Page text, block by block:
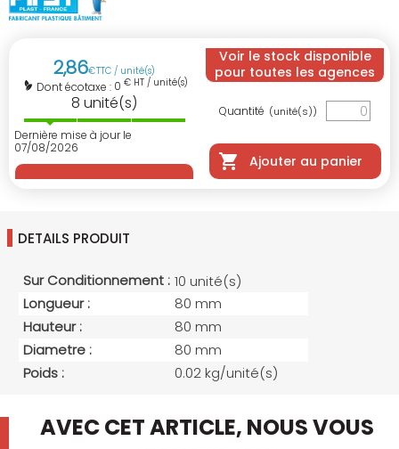
2,86€TTC / unité(s)
Dont écotaxe : 0 € HT / unité(s)
8 unité(s)
Dernière mise à jour le
07/08/2026
Voir le stock disponible
pour toutes les agences
Quantité (unité(s))
Ajouter au panier
DETAILS PRODUIT
Sur Conditionnement : 10 unité(s)
Longueur :
80 mm
Hauteur :
80 mm
Diametre :
80 mm
Poids :
0.02 kg/unité(s)
AVEC CET ARTICLE, NOUS VOUS